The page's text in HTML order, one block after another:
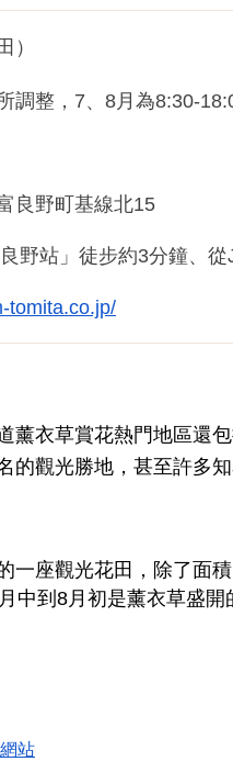
）
調整，7、8月為8:30-
良野町基線北15
野站」徒步約3分鐘、
tomita.co.jp/
薰衣草賞花熱門地區還
的觀光勝地，甚至許多
一座觀光花田，除了面
中到8月初是薰衣草盛
站